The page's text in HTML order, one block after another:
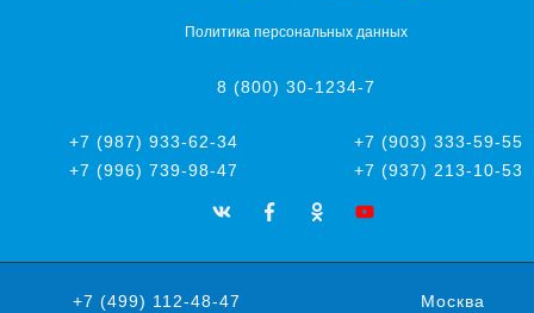
Политика персональных данных
8 (800) 30-1234-7
+7 (987) 933-62-34
+7 (903) 333-59-55
+7 (996) 739-98-47
+7 (937) 213-10-53
+7 (499) 112-48-47 Москва